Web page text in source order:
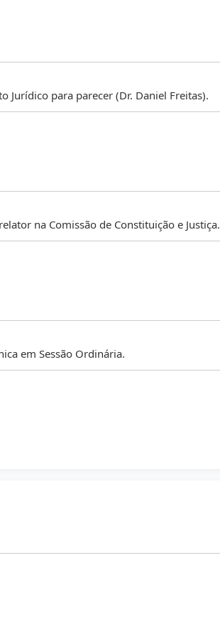
Jurídico para parecer (Dr. Daniel Freitas).
na Comissão de Constituição e Justiça.
em Sessão Ordinária.